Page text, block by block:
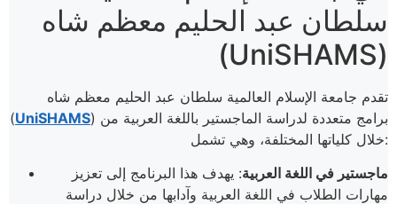
سلطان عبد الحليم معظم شاه
(UniSHAMS)
تقدم جامعة الإسلام العالمية سلطان عبد الحليم معظم شاه
(UniSHAMS) برامج متعددة لدراسة الماجستير باللغة العربية من
خلال كلياتها المختلفة، وهي تشمل:
ماجستير في اللغة العربية: يهدف هذا البرنامج إلى تعزيز
مهارات الطلاب في اللغة العربية وآدابها من خلال دراسة